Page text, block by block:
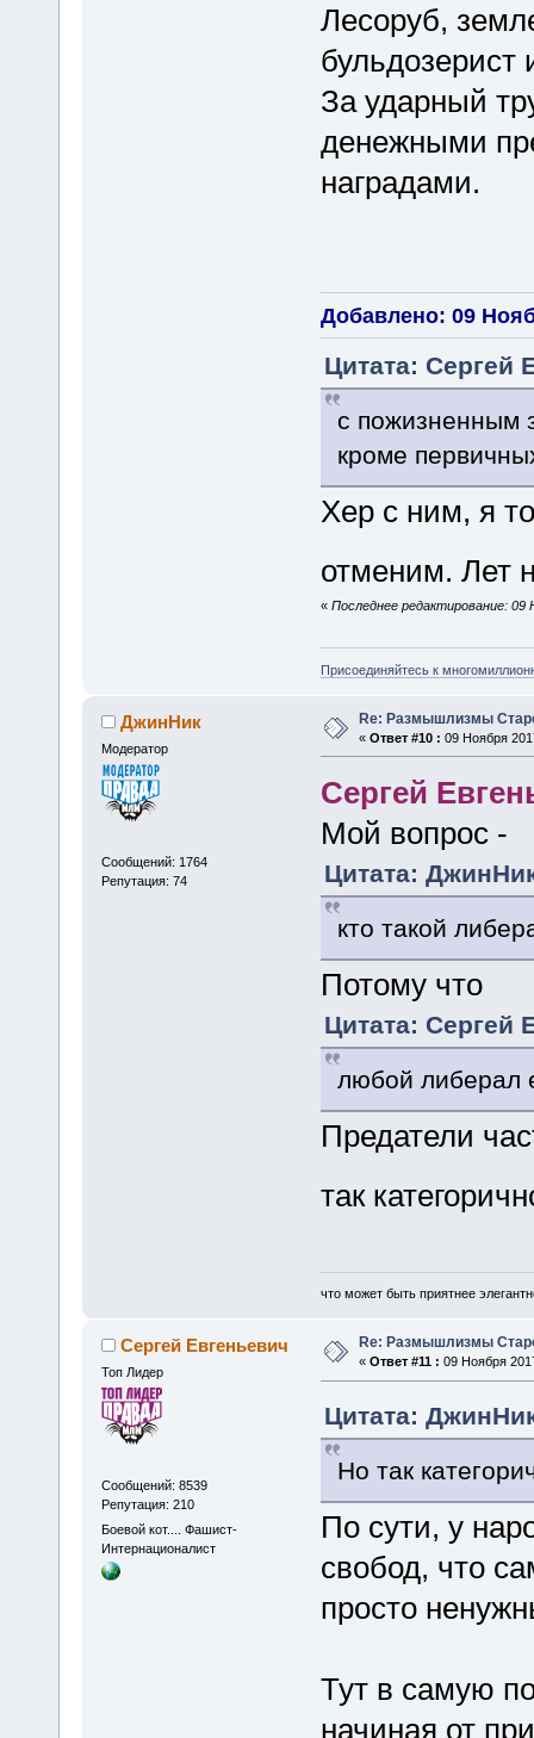
Лесоруб,
бульдозерист
За ударный
денежными
наградами.
Добавлено: 09
Цитата: Сергей
с пожизненным
кроме
Хер с ним, я
отменим. Лет
« Последнее редактирование: 09
Присоединяйтесь к
ДжинНик
Модератор
Сообщений: 1764
Репутация: 74
Re: Размышлизмы
« Ответ #10 : 09 Ноября
Сергей
Мой вопрос -
Цитата:
кто такой
Потому что
Цитата: Сергей
любой либерал
Предатели
так
что может быть приятнее
Сергей Евгеньевич
Топ Лидер
Сообщений: 8539
Репутация: 210
Боевой кот.... Фашист-
Интернационалист
Re: Размышлизмы
« Ответ #11 : 09 Ноября
Цитата:
Но так
По сути, у
свобод, что
просто
Тут в самую
начиная от